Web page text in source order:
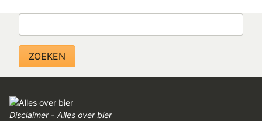
CONTACT
Disclaimer - Alles over bier